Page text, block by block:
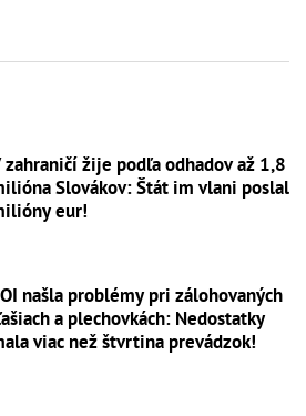
zahraničí žije podľa odhadov až 1,8
Slovákov: Štát im vlani poslal
eur!
našla problémy pri zálohovaných
a plechovkách: Nedostatky
viac než štvrtina prevádzok!